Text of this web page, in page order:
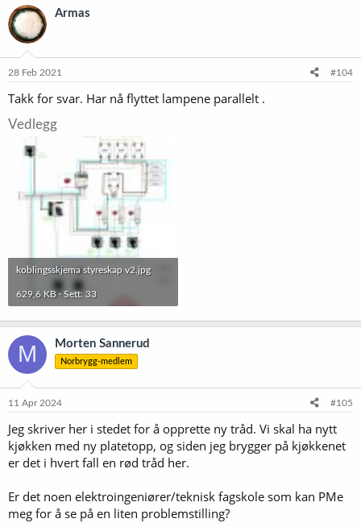
k
o
e
:
Armas
28 Feb 2021 #104
Takk for svar. Har nå flyttet lampene parallelt .
Vedlegg
koblingsskjema styreskap v2.jpg
629,6 KB · Sett: 33
M Morten Sannerud
Norbrygg-medlem
11 Apr 2024 #105
Jeg skriver her i stedet for å opprette ny tråd. Vi skal ha nytt
kjøkken med ny platetopp, og siden jeg brygger på kjøkkenet
er det i hvert fall en rød tråd her.
Er det noen elektroingeniører/teknisk fagskole som kan PMe
meg for å se på en liten problemstilling?